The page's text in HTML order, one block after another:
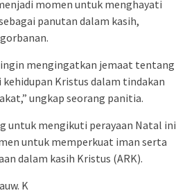
momen untuk menghayati
panutan dalam kasih,
mengingatkan jemaat tentang
Kristus dalam tindakan
ungkap seorang panitia.
untuk mengikuti perayaan Natal ini
untuk memperkuat iman serta
dalam kasih Kristus (ARK).
K